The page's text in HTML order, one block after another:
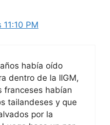
PM
había oído
dentro de la IIGM,
franceses habían
tailandeses y que
por la